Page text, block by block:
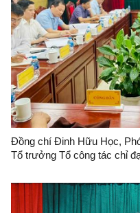
Đồng chí Đinh Hữu Học,
Tổ trưởng Tổ công tác chỉ
bà Đinh Thị Hiến.